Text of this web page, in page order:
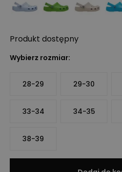
Produkt dostępny
Wybierz rozmiar:
28-29 29-30
33-34 34-35
38-39